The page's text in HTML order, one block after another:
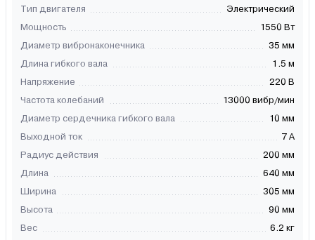
Тип двигателя
Электрический
Мощность
1550 Вт
Диаметр вибронаконечника
35 мм
Длина гибкого вала
1.5 м
Напряжение
220 В
Частота колебаний
13000 вибр/мин
Диаметр сердечника гибкого вала
10 мм
Выходной ток
7 А
Радиус действия
200 мм
Длина
640 мм
Ширина
305 мм
Высота
90 мм
Вес
6.2 кг